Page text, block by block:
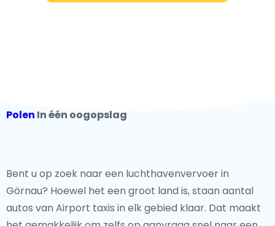
Polen In één oogopslag
Bent u op zoek naar een luchthavenvervoer in
Görnau? Hoewel het een groot land is, staan aantal
autos van Airport taxis in elk gebied klaar. Dat maakt